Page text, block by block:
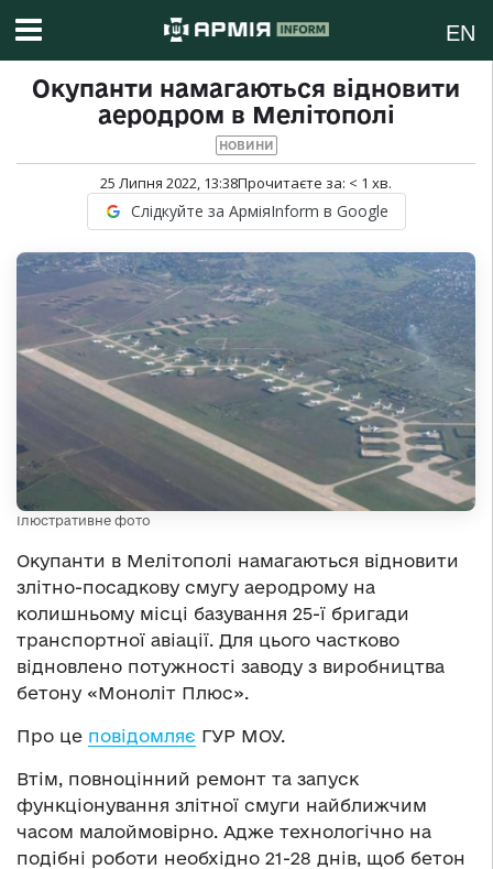
EN
Окупанти намагаються відновити
аеродром в Мелітополі
НОВИНИ
25 Липня 2022, 13:38Прочитаєте за: < 1 хв.
Слідкуйте за АрміяInform в Google
Ілюстративне фото
Окупанти в Мелітополі намагаються відновити
злітно-посадкову смугу аеродрому на
колишньому місці базування 25-ї бригади
транспортної авіації. Для цього частково
відновлено потужності заводу з виробництва
бетону «Моноліт Плюс».
Про це повідомляє ГУР МОУ.
Втім, повноцінний ремонт та запуск
функціонування злітної смуги найближчим
часом малоймовірно. Адже технологічно на
подібні роботи необхідно 21-28 днів, щоб бетон